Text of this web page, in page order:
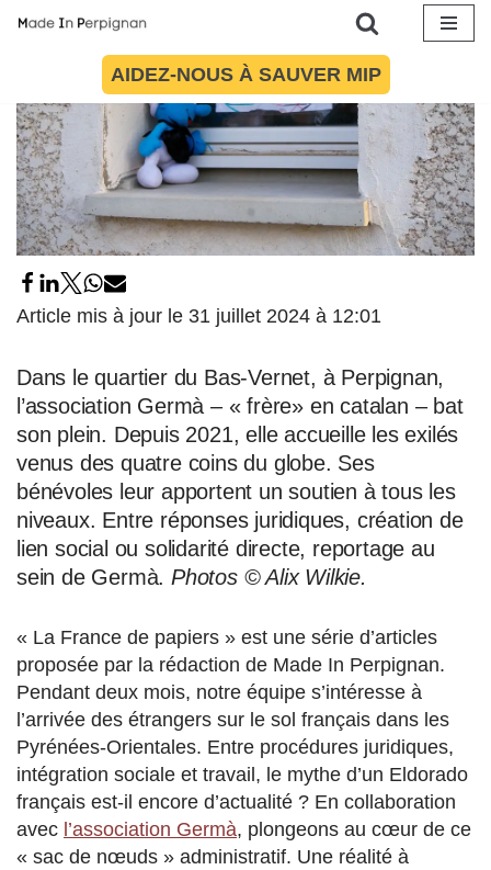
contenu
AIDEZ-NOUS À SAUVER MIP
Article mis à jour le 31 juillet 2024 à 12:01
Dans le quartier du Bas-Vernet, à Perpignan,
l’association Germà – « frère» en catalan – bat
son plein. Depuis 2021, elle accueille les exilés
venus des quatre coins du globe. Ses
bénévoles leur apportent un soutien à tous les
niveaux. Entre réponses juridiques, création de
lien social ou solidarité directe, reportage au
sein de Germà. Photos © Alix Wilkie.
« La France de papiers » est une série d’articles
proposée par la rédaction de Made In Perpignan.
Pendant deux mois, notre équipe s’intéresse à
l’arrivée des étrangers sur le sol français dans les
Pyrénées-Orientales. Entre procédures juridiques,
intégration sociale et travail, le mythe d’un Eldorado
français est-il encore d’actualité ? En collaboration
avec l’association Germà, plongeons au cœur de ce
« sac de nœuds » administratif. Une réalité à